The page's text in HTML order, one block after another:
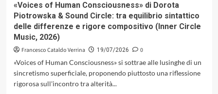
Drago
e
Fausto
(Artesuono,
«Voices of Human Consciousness» di Dorota
Piotrowska & Sound Circle: tra equilibrio sintattico
delle differenze e rigore compositivo (Inner Circle
Music, 2026)
Francesco Cataldo Verrina 19/07/2026
0
«Voices of Human Consciousness» si sottrae alle lusinghe di un
sincretismo superficiale, proponendo piuttosto una riflessione
rigorosa sull'incontro tra alterità...